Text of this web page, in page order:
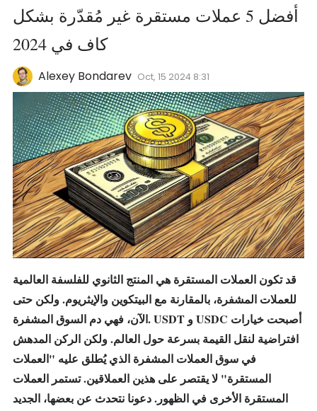
أفضل 5 عملات مستقرة غير مُقدّرة بشكل
كاف في 2024
Alexey Bondarev Oct, 15 2024 8:31
قد تكون العملات المستقرة هي المنتج الثانوي للفلسفة العالمية
للعملات المشفرة، بالمقارنة مع البيتكوين والإيثريوم. ولكن حتى
الآن، فهي دم السوق المشفرة.USDT USDC
افتراضية لنقل القيمة بسرعة حول العالم. ولكن الركن المدهش
في سوق العملات المشفرة الذي يُطلق عليه "العملات
المستقرة" لا يقتصر على هذين العملاقين. تستمر العملات
المستقرة الأخرى في الظهور. دعونا نتحدث عن بعضها، الجديد